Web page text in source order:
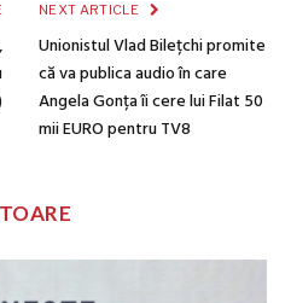
NEXT ARTICLE
Unionistul Vlad Bilețchi promite
că va publica audio în care
Angela Gonța îi cere lui Filat 50
mii EURO pentru TV8